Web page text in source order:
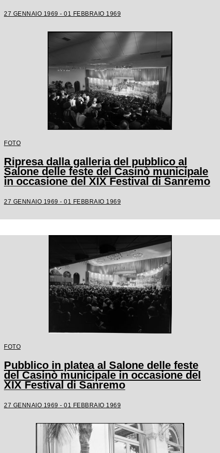
27 GENNAIO 1969 - 01 FEBBRAIO 1969
FOTO
Ripresa dalla galleria del pubblico al
Salone delle feste del Casinò municipale
in occasione del XIX Festival di Sanremo
27 GENNAIO 1969 - 01 FEBBRAIO 1969
FOTO
Pubblico in platea al Salone delle feste
del Casinò municipale in occasione del
XIX Festival di Sanremo
27 GENNAIO 1969 - 01 FEBBRAIO 1969